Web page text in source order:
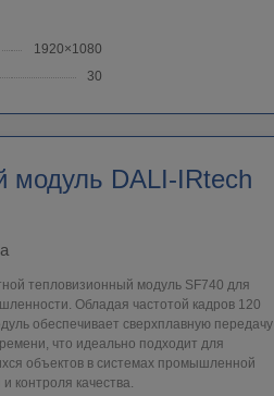
1920×1080
30
модуль DALI-IRtech
тепловизионный модуль SF740 для
Обладая частотой кадров 120
обеспечивает сверхплавную передачу
что идеально подходит для
объектов в системах промышленной
контроля качества.